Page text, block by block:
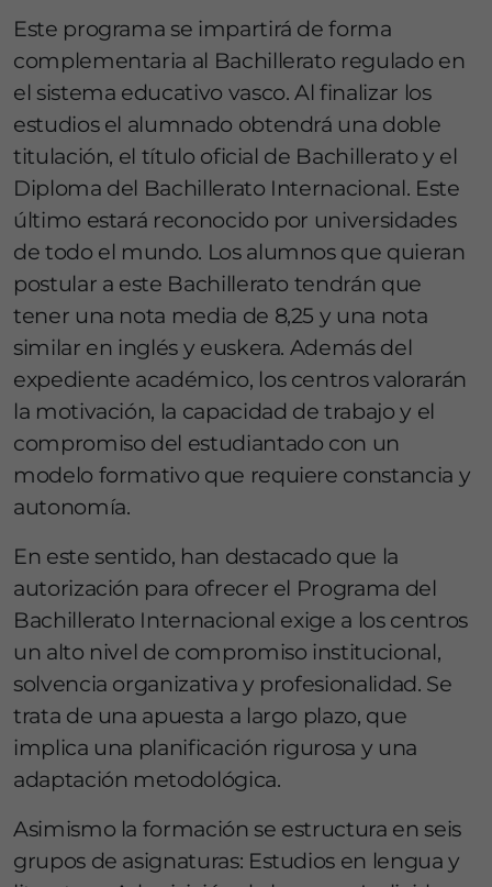
Este programa se impartirá de forma
complementaria al Bachillerato regulado en
el sistema educativo vasco. Al finalizar los
estudios el alumnado obtendrá una doble
titulación, el título oficial de Bachillerato y el
Diploma del Bachillerato Internacional. Este
último estará reconocido por universidades
de todo el mundo. Los alumnos que quieran
postular a este Bachillerato tendrán que
tener una nota media de 8,25 y una nota
similar en inglés y euskera. Además del
expediente académico, los centros valorarán
la motivación, la capacidad de trabajo y el
compromiso del estudiantado con un
modelo formativo que requiere constancia y
autonomía.
En este sentido, han destacado que la
autorización para ofrecer el Programa del
Bachillerato Internacional exige a los centros
un alto nivel de compromiso institucional,
solvencia organizativa y profesionalidad. Se
trata de una apuesta a largo plazo, que
implica una planificación rigurosa y una
adaptación metodológica.
Asimismo la formación se estructura en seis
grupos de asignaturas: Estudios en lengua y